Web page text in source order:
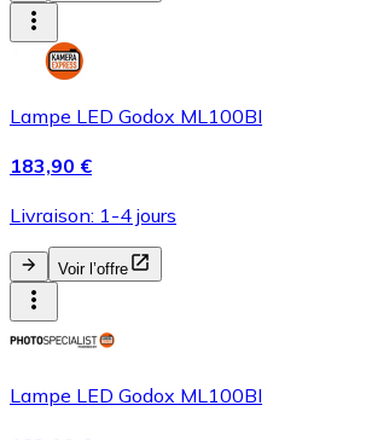
Lampe LED Godox ML100BI
183,90 €
Livraison: 1-4 jours
Voir l’offre
Lampe LED Godox ML100BI